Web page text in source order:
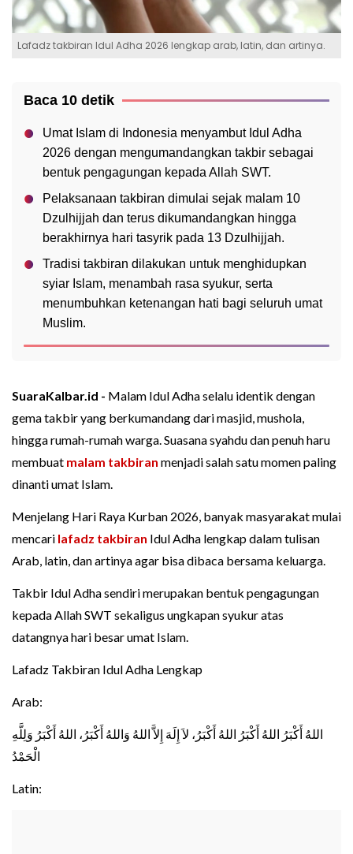
Lafadz takbiran Idul Adha 2026 lengkap arab, latin, dan artinya.
Baca 10 detik
Umat Islam di Indonesia menyambut Idul Adha
2026 dengan mengumandangkan takbir sebagai
bentuk pengagungan kepada Allah SWT.
Pelaksanaan takbiran dimulai sejak malam 10
Dzulhijjah dan terus dikumandangkan hingga
berakhirnya hari tasyrik pada 13 Dzulhijjah.
Tradisi takbiran dilakukan untuk menghidupkan
syiar Islam, menambah rasa syukur, serta
menumbuhkan ketenangan hati bagi seluruh umat
Muslim.
SuaraKalbar.id - Malam Idul Adha selalu identik dengan
gema takbir yang berkumandang dari masjid, mushola,
hingga rumah-rumah warga. Suasana syahdu dan penuh haru
membuat malam takbiran menjadi salah satu momen paling
dinanti umat Islam.
Menjelang Hari Raya Kurban 2026, banyak masyarakat mulai
mencari lafadz takbiran Idul Adha lengkap dalam tulisan
Arab, latin, dan artinya agar bisa dibaca bersama keluarga.
Takbir Idul Adha sendiri merupakan bentuk pengagungan
kepada Allah SWT sekaligus ungkapan syukur atas
datangnya hari besar umat Islam.
Lafadz Takbiran Idul Adha Lengkap
Arab:
اللهُ أَكْبَرُ اللهُ أَكْبَرُ اللهُ أَكْبَرُ، لاَ إِلَهَ إِلاَّ اللهُ وَاللهُ أَكْبَرُ، اللهُ أَكْبَرُ وَلِلَّهِ
الْحَمْدُ
Latin: